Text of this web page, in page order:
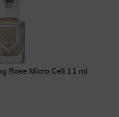
Rose Micro Cell 11 ml